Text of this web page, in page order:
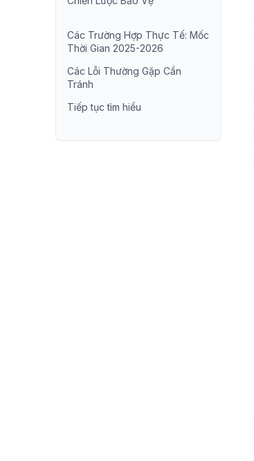
Các Trường Hợp Thực Tế: Mốc
Thời Gian 2025-2026
Các Lỗi Thường Gặp Cần
Tránh
Tiếp tục tìm hiểu